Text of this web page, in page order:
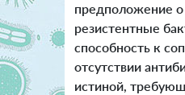
предположение о
резистентные
способность к
отсутствии
истиной,